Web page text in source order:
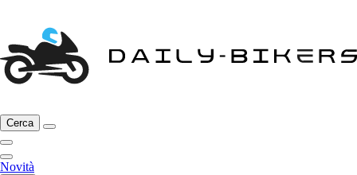
Cerca
Novità